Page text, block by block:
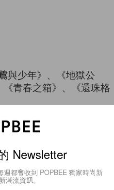
與少年》、《地獄公
青春之箱》、《還珠格
Newsletter
都會收到 POPBEE 獨家時尚新
潮流資訊。